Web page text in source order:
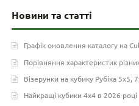
Новини та статті
Графік оновлення каталогу на
Порівняння характеристик
Візерунки на кубику Рубіка 5х5,
Найкращі кубики 4х4 в 2026 році